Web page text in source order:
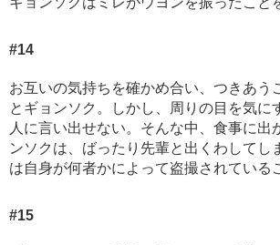
#14
お互いの気持ちを確かめ合い、つきあう
とギョンソク。しかし、周りの目を気に
人に言い出せない。そんな中、食事に出
ンソクは、ばったり先輩と出くわしてし
は自身が何者かによって盗撮されている
#15